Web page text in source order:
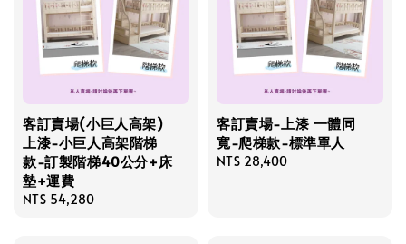
客訂賣場(小巨人高架)
上漆-小巨人高架階梯
款-訂製階梯40公分+床
墊+運費
Regular
NT$ 54,280
客訂賣場-上漆 一體同
寬-爬梯款-標準單人
Regular
NT$ 28,400